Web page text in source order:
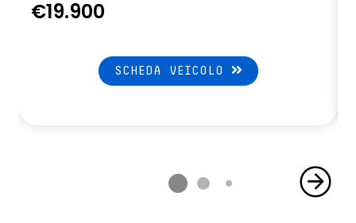
€19.900
SCHEDA VEICOLO